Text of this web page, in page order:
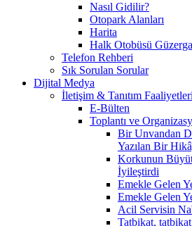
Nasıl Gidilir?
Otopark Alanları
Harita
Halk Otobüsü
Telefon Rehberi
Sık Sorulan Sorular
Dijital Medya
İletişim & Tanıtım Faaliyetleri
E-Bülten
Toplantı ve
Bir Unvandan
Yazılan Bir
Korkunun
İyileştirdi
Emekle Gelen
Emekle Gelen
Acil Servisin
Tatbikat,